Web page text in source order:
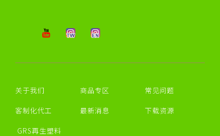
关于我们
客制化代工
GRS再生塑料
商品专区
最新消息
常见问题
下载资源